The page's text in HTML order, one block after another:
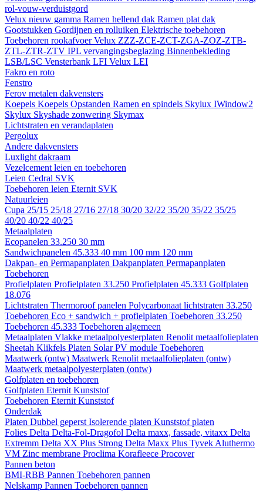
rol-vouw-verduistgord
Velux nieuw gamma Ramen hellend dak Ramen plat dak
Gootstukken Gordijnen en rolluiken Elektrische toebehoren
Toebehoren rookafvoerVelux ZZZ-ZCE-ZCT-ZGA-ZOZ-ZTB-
ZTL-ZTR-ZTV IPL vervangingsbeglazing Binnenbekleding
LSB/LSC Vensterbank LFI Velux LEI
Fakro en roto
Fenstro
Ferov metalen dakvensters
Koepels Koepels Opstanden Ramen en spindels Skylux IWindow2
Skylux Skyshade zonwering Skymax
Lichtstraten en verandaplaten
Pergolux
Andere dakvensters
Luxlight dakraam
Vezelcement leien en toebehoren
Leien Cedral SVK
Toebehoren leien Eternit SVK
Natuurleien
Cupa 25/15 25/18 27/16 27/18 30/20 32/22 35/20 35/22 35/25
40/20 40/22 40/25
Metaalplaten
Ecopanelen 33.250 30 mm
Sandwichpanelen 45.333 40 mm 100 mm 120 mm
Dakpan- en Permapanplaten Dakpanplaten Permapanplaten
Toebehoren
Profielplaten Profielplaten 33.250 Profielplaten 45.333 Golfplaten
18.076
Lichtstraten Thermoroof panelen Polycarbonaat lichtstraten 33.250
Toebehoren Eco + sandwich + profielplaten Toebehoren 33.250
Toebehoren 45.333 Toebehoren algemeen
Metaalplaten Vlakke metaalpolyesterplaten Renolit metaalfolieplaten
Sheetah Klikfels Platen Solar PV module Toebehoren
Maatwerk (ontw) Maatwerk Renolit metaalfolieplaten (ontw)
Maatwerk metaalpolyesterplaten (ontw)
Golfplaten en toebehoren
Golfplaten Eternit Kunststof
Toebehoren Eternit Kunststof
Onderdak
Platen Dubbel geperst Isolerende platen Kunststof platen
Folies Delta Delta-Fol-Dragofol Delta maxx, fassade, vitaxx Delta
Extremm Delta XX Plus Strong Delta Maxx Plus Tyvek Aluthermo
VM Zinc membrane Proclima Korafleece Procover
Pannen beton
BMI-RBB Pannen Toebehoren pannen
Nelskamp Pannen Toebehoren pannen